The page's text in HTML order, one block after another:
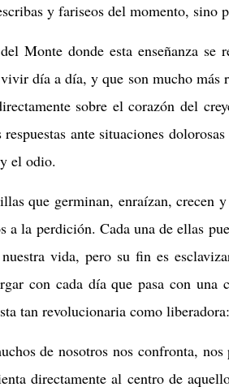
y fariseos del momento, sino
Monte donde esta enseñanza se
día a día, y que son mucho más
sobre el corazón del
ante situaciones
el odio.
que germinan, enraízan, crecen
la perdición. Cada una de ellas
vida, pero su fin es
con cada día que pasa con una
tan revolucionaria como
de nosotros nos confronta,
directamente al centro de